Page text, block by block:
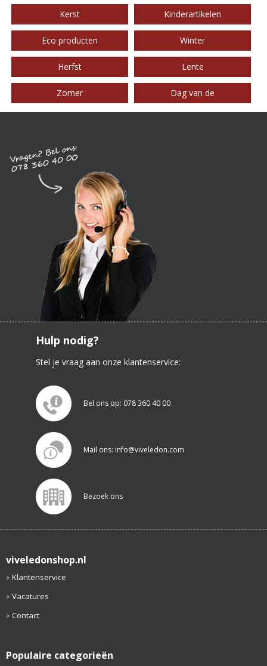
Kerst Kinderartikelen
Eco producten Winter
Herfst Lente
Zomer Dag van de
Hulp nodig?
Stel je vraag aan onze klantenservice:
Bel ons op: 078 360 40 00
Mail ons: info@viveledon.com
Bezoek ons
viveledonshop.nl
Klantenservice
Vacatures
Contact
Populaire categorieën